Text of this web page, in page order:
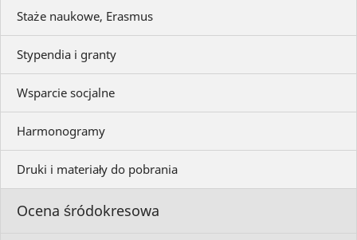
Staże naukowe, Erasmus
Stypendia i granty
Wsparcie socjalne
Harmonogramy
Druki i materiały do pobrania
Ocena śródokresowa